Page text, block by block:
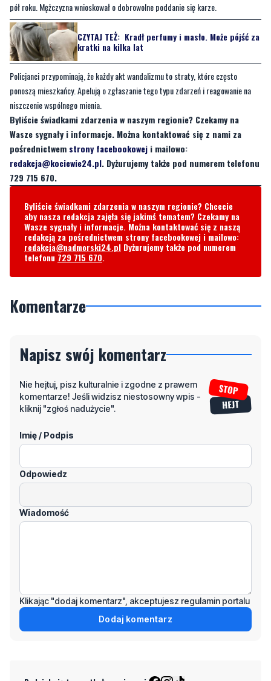
pół roku. Mężczyzna wnioskował o dobrowolne poddanie się karze.
CZYTAJ TEŻ: Kradł perfumy i masło. Może pójść za
kratki na kilka lat
Policjanci przypominają, że każdy akt wandalizmu to straty, które często
ponoszą mieszkańcy. Apelują o zgłaszanie tego typu zdarzeń i reagowanie na
niszczenie wspólnego mienia.
Byliście świadkami zdarzenia w naszym regionie? Czekamy na
Wasze sygnały i informacje. Można kontaktować się z nami za
pośrednictwem strony facebookowej i mailowo:
redakcja@kociewie24.pl. Dyżurujemy także pod numerem telefonu
729 715 670.
Byliście świadkami zdarzenia w naszym regionie? Chcecie
aby nasza redakcja zajęła się jakimś tematem? Czekamy na
Wasze sygnały i informacje. Można kontaktować się z naszą
redakcją za pośrednictwem strony facebookowej i mailowo:
redakcja@nadmorski24.pl Dyżurujemy także pod numerem
telefonu 729 715 670.
Komentarze
Napisz swój komentarz
Nie hejtuj, pisz kulturalnie i zgodne z prawem
komentarze! Jeśli widzisz niestosowny wpis -
kliknij "zgłoś nadużycie".
Imię / Podpis
Odpowiedz
Wiadomość
Klikając "dodaj komentarz", akceptujesz regulamin portalu
Dodaj komentarz